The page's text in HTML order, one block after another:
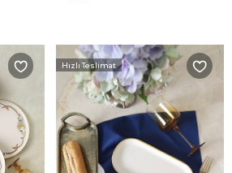
Hızlı Teslimat